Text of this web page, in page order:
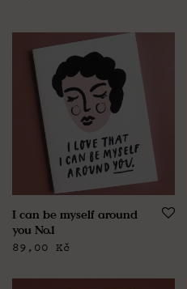
I can be myself around
you No.1
89,00 Kč